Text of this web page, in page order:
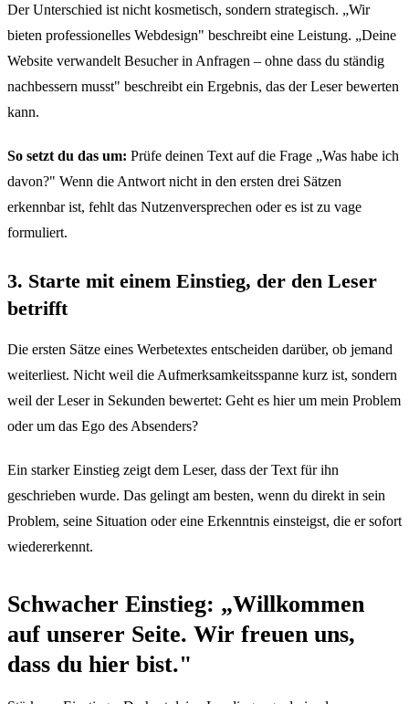
Der Unterschied ist nicht kosmetisch, sondern strategisch. „Wir
bieten professionelles Webdesign" beschreibt eine Leistung. „Deine
Website verwandelt Besucher in Anfragen – ohne dass du ständig
nachbessern musst" beschreibt ein Ergebnis, das der Leser bewerten
kann.
So setzt du das um: Prüfe deinen Text auf die Frage „Was habe ich
davon?" Wenn die Antwort nicht in den ersten drei Sätzen
erkennbar ist, fehlt das Nutzenversprechen oder es ist zu vage
formuliert.
3. Starte mit einem Einstieg, der den Leser
betrifft
Die ersten Sätze eines Werbetextes entscheiden darüber, ob jemand
weiterliest. Nicht weil die Aufmerksamkeitsspanne kurz ist, sondern
weil der Leser in Sekunden bewertet: Geht es hier um mein Problem
oder um das Ego des Absenders?
Ein starker Einstieg zeigt dem Leser, dass der Text für ihn
geschrieben wurde. Das gelingt am besten, wenn du direkt in sein
Problem, seine Situation oder eine Erkenntnis einsteigst, die er sofort
wiedererkennt.
Schwacher Einstieg: „Willkommen
auf unserer Seite. Wir freuen uns,
dass du hier bist."